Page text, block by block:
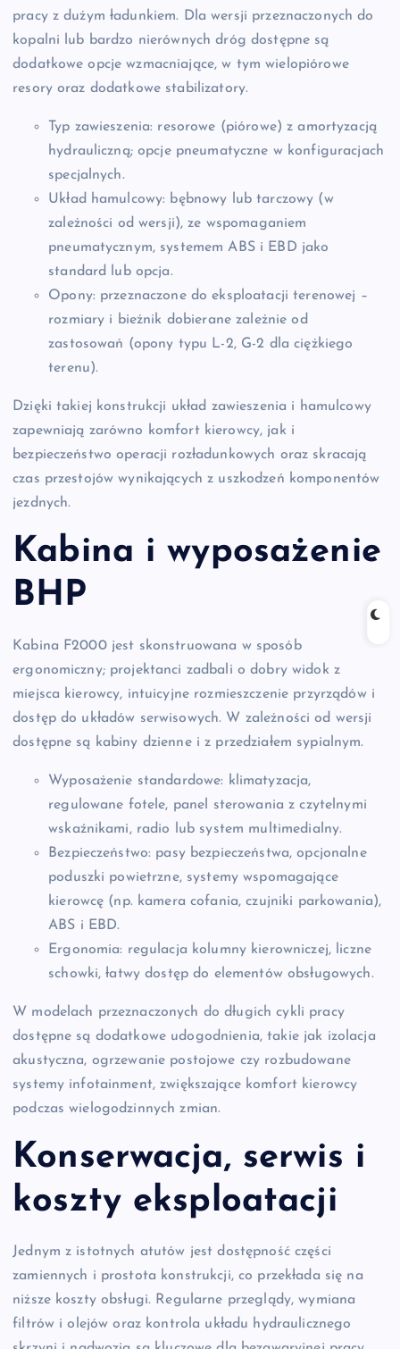
pracy z dużym ładunkiem. Dla wersji przeznaczonych do
kopalni lub bardzo nierównych dróg dostępne są
dodatkowe opcje wzmacniające, w tym wielopiórowe
resory oraz dodatkowe stabilizatory.
Typ zawieszenia: resorowe (piórowe) z amortyzacją
hydrauliczną; opcje pneumatyczne w konfiguracjach
specjalnych.
Układ hamulcowy: bębnowy lub tarczowy (w
zależności od wersji), ze wspomaganiem
pneumatycznym, systemem ABS i EBD jako
standard lub opcja.
Opony: przeznaczone do eksploatacji terenowej –
rozmiary i bieżnik dobierane zależnie od
zastosowań (opony typu L-2, G-2 dla ciężkiego
terenu).
Dzięki takiej konstrukcji układ zawieszenia i hamulcowy
zapewniają zarówno komfort kierowcy, jak i
bezpieczeństwo operacji rozładunkowych oraz skracają
czas przestojów wynikających z uszkodzeń komponentów
jezdnych.
Kabina i wyposażenie
BHP
Kabina F2000 jest skonstruowana w sposób
ergonomiczny; projektanci zadbali o dobry widok z
miejsca kierowcy, intuicyjne rozmieszczenie przyrządów i
dostęp do układów serwisowych. W zależności od wersji
dostępne są kabiny dzienne i z przedziałem sypialnym.
Wyposażenie standardowe: klimatyzacja,
regulowane fotele, panel sterowania z czytelnymi
wskaźnikami, radio lub system multimedialny.
Bezpieczeństwo: pasy bezpieczeństwa, opcjonalne
poduszki powietrzne, systemy wspomagające
kierowcę (np. kamera cofania, czujniki parkowania),
ABS i EBD.
Ergonomia: regulacja kolumny kierowniczej, liczne
schowki, łatwy dostęp do elementów obsługowych.
W modelach przeznaczonych do długich cykli pracy
dostępne są dodatkowe udogodnienia, takie jak izolacja
akustyczna, ogrzewanie postojowe czy rozbudowane
systemy infotainment, zwiększające komfort kierowcy
podczas wielogodzinnych zmian.
Konserwacja, serwis i
koszty eksploatacji
Jednym z istotnych atutów jest dostępność części
zamiennych i prostota konstrukcji, co przekłada się na
niższe koszty obsługi. Regularne przeglądy, wymiana
filtrów i olejów oraz kontrola układu hydraulicznego